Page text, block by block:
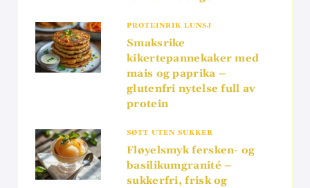
PROTEINRIK LUNSJ
Smaksrike
kikertepannekaker med
mais og paprika –
glutenfri nytelse full av
protein
SØTT UTEN SUKKER
Fløyelsmyk fersken- og
basilikumgranité –
sukkerfri, frisk og